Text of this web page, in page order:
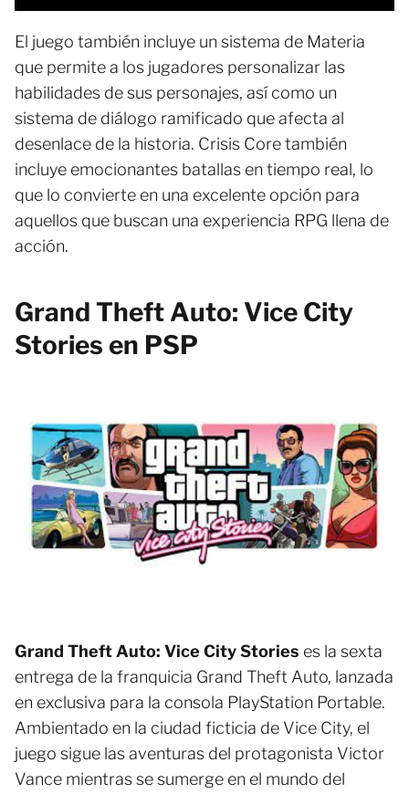
El juego también incluye un sistema de Materia
que permite a los jugadores personalizar las
habilidades de sus personajes, así como un
sistema de diálogo ramificado que afecta al
desenlace de la historia. Crisis Core también
incluye emocionantes batallas en tiempo real, lo
que lo convierte en una excelente opción para
aquellos que buscan una experiencia RPG llena de
acción.
Grand Theft Auto: Vice City
Stories en PSP
Grand Theft Auto: Vice City Stories es la sexta
entrega de la franquicia Grand Theft Auto, lanzada
en exclusiva para la consola PlayStation Portable.
Ambientado en la ciudad ficticia de Vice City, el
juego sigue las aventuras del protagonista Victor
Vance mientras se sumerge en el mundo del